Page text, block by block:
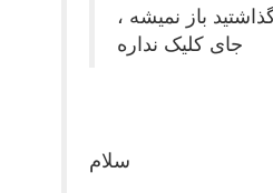
باز نمیشه ،
جای کلیک نداره
سلام